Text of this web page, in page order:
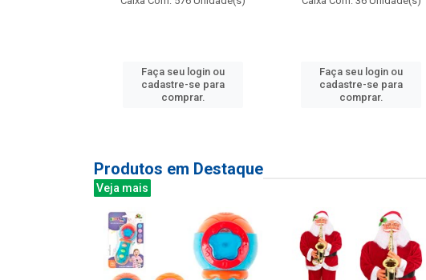
Faça seu login ou
cadastre-se para
comprar.
Faça seu login ou
cadastre-se para
comprar.
Produtos em Destaque
Veja mais